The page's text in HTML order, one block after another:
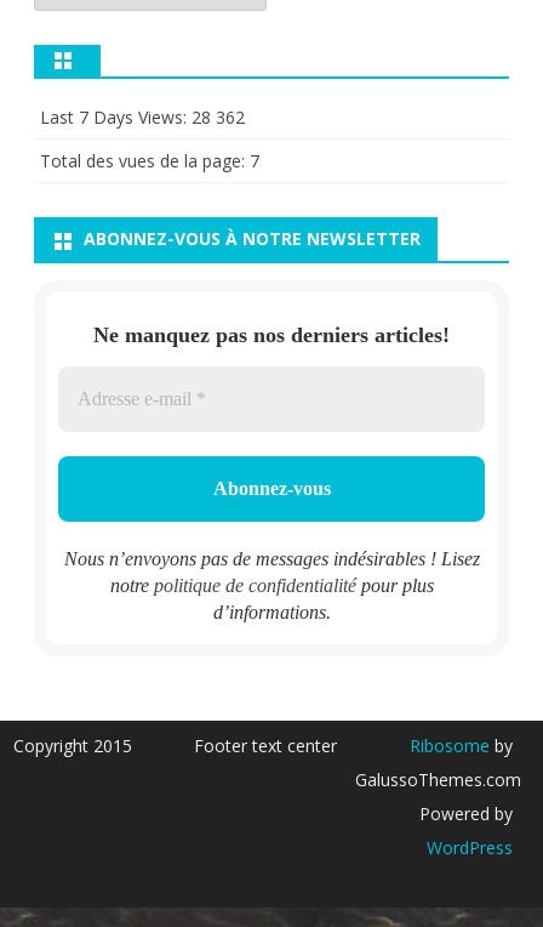
Last 7 Days Views: 28 362
Total des vues de la page: 7
ABONNEZ-VOUS À NOTRE NEWSLETTER
Ne manquez pas nos derniers articles!
Nous n’envoyons pas de messages indésirables ! Lisez
notre politique de confidentialitépour plus
d’informations.
Copyright 2015 Footer text center Ribosome by
GalussoThemes.com
Powered by
WordPress